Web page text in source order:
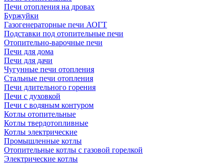
Печи отопления на дровах
Буржуйки
Газогенераторные печи АОГТ
Подставки под отопительные печи
Отопительно-варочные печи
Печи для дома
Печи для дачи
Чугунные печи отопления
Стальные печи отопления
Печи длительного горения
Печи с духовкой
Печи с водяным контуром
Котлы отопительные
Котлы твердотопливные
Котлы электрические
Промышленные котлы
Отопительные котлы с газовой горелкой
Электрические котлы